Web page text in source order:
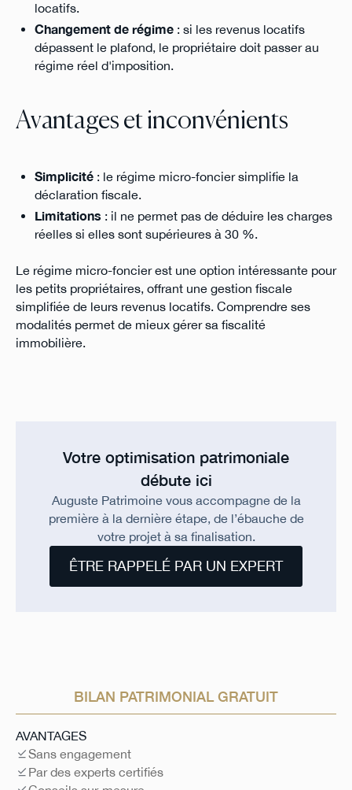
locatifs.
Changement de régime: si les revenus locatifs
dépassent le plafond, le propriétaire doit passer au
régime réel d'imposition.
Avantages et inconvénients
Simplicité: le régime micro-foncier simplifie la
déclaration fiscale.
Limitations : il ne permet pas de déduire les charges
réelles si elles sont supérieures à 30 %.
Le régime micro-foncier est une option intéressante pour
les petits propriétaires, offrant une gestion fiscale
simplifiée de leurs revenus locatifs. Comprendre ses
modalités permet de mieux gérer sa fiscalité
immobilière.
Votre optimisation patrimoniale
débute ici
Auguste Patrimoine vous accompagne de la
première à la dernière étape, de l’ébauche de
votre projet à sa finalisation.
ÊTRE RAPPELÉ PAR UN EXPERT
BILAN PATRIMONIAL GRATUIT
AVANTAGES
Sans engagement
Par des experts certifiés